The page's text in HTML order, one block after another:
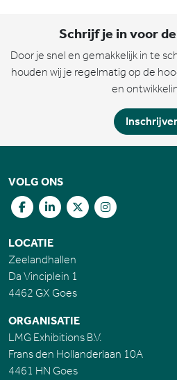
Schrijf je in voor
Door je snel en gemakkelijk in te
houden wij je regelmatig op de
en
VOLG ONS
LOCATIE
Zeelandhallen
Da Vinciplein 1
4462 GX Goes
ORGANISATIE
LMG Exhibitions B.V.
Frans den Hollanderlaan 10A
4461 HN Goes